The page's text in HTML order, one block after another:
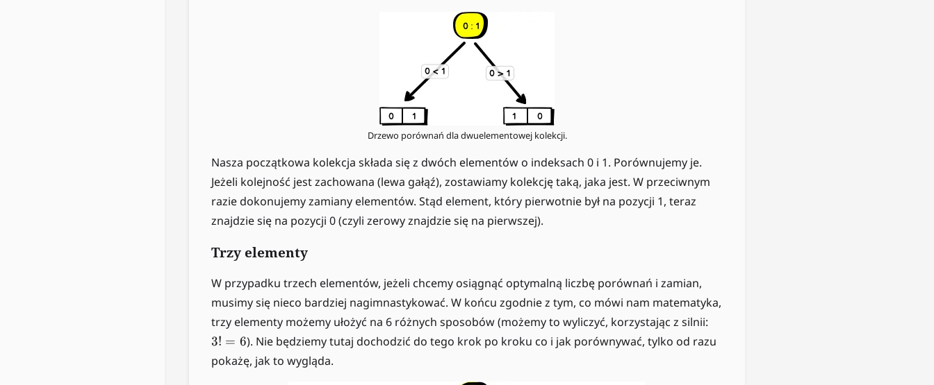
Drzewo porównań dla dwuelementowej kolekcji.
Nasza początkowa kolekcja składa się z dwóch elementów o indeksach 0 i 1. Porównujemy je.
Jeżeli kolejność jest zachowana (lewa gałąź), zostawiamy kolekcję taką, jaka jest. W przeciwnym
razie dokonujemy zamiany elementów. Stąd element, który pierwotnie był na pozycji 1, teraz
znajdzie się na pozycji 0 (czyli zerowy znajdzie się na pierwszej).
Trzy elementy
W przypadku trzech elementów, jeżeli chcemy osiągnąć optymalną liczbę porównań i zamian,
musimy się nieco bardziej nagimnastykować. W końcu zgodnie z tym, co mówi nam matematyka,
trzy elementy możemy ułożyć na 6 różnych sposobów (możemy to wyliczyć, korzystając z silnii:
=
3! = 6). Nie będziemy tutaj dochodzić do tego krok po kroku co i jak porównywać, tylko od razu
pokażę, jak to wygląda.